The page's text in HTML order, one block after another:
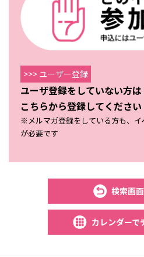
>>> ユーザー登録
ユーザ登録をしていない方は
こちらから登録してください
※メルマガ登録をしている方も、
が必要です
検索画
カレンダーで